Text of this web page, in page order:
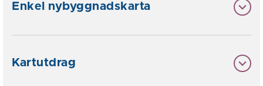
Enkel nybyggnadskarta
Kartutdrag